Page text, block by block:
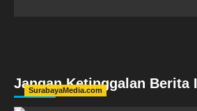
Jangan Ketinggalan Berita
SurabayaMedia.com